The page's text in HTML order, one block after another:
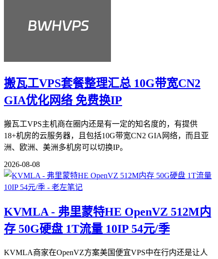
搬瓦工VPS套餐整理汇总 10G带宽CN2
GIA优化网络 免费换IP
搬瓦工VPS主机商在圈内还是有一定的知名度的，有提供
18+机房的云服务器，且包括10G带宽CN2 GIA网络，而且亚
洲、欧洲、美洲多机房可以切换IP。
2026-08-08
KVMLA - 弗里蒙特HE OpenVZ 512M内
存 50G硬盘 1T流量 10IP 54元/季
KVMLA商家在OpenVZ方案美国便宜VPS中在行内还是让人